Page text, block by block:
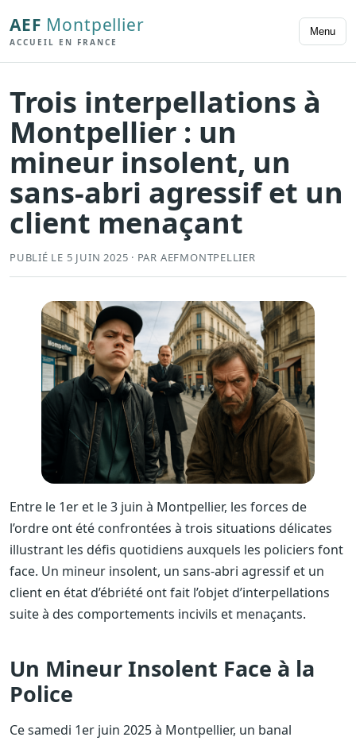
AEF Montpellier
ACCUEIL EN FRANCE
Menu
Trois interpellations à
Montpellier : un
mineur insolent, un
sans-abri agressif et un
client menaçant
PUBLIÉ LE 5 JUIN 2025 · PAR AEFMONTPELLIER
Entre le 1er et le 3 juin à Montpellier, les forces de
l’ordre ont été confrontées à trois situations délicates
illustrant les défis quotidiens auxquels les policiers font
face. Un mineur insolent, un sans-abri agressif et un
client en état d’ébriété ont fait l’objet d’interpellations
suite à des comportements incivils et menaçants.
Un Mineur Insolent Face à la
Police
Ce samedi 1er juin 2025 à Montpellier, un banal